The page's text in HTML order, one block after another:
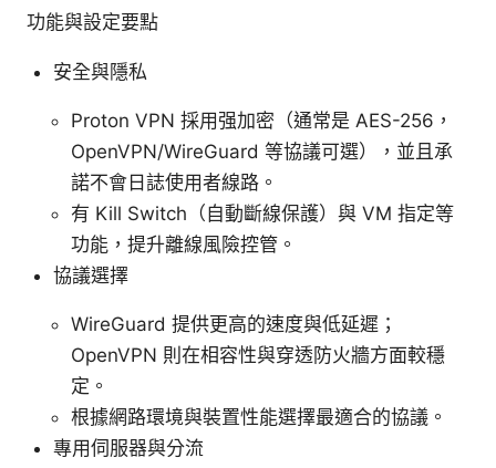
功能與設定要點
安全與隱私
Proton VPN 採用强加密（通常是 AES-256，
OpenVPN/WireGuard 等協議可選），並且承
諾不會日誌使用者線路。
有 Kill Switch（自動斷線保護）與 VM 指定等
功能，提升離線風險控管。
協議選擇
WireGuard 提供更高的速度與低延遲；
OpenVPN 則在相容性與穿透防火牆方面較穩
定。
根據網路環境與裝置性能選擇最適合的協議。
專用伺服器與分流